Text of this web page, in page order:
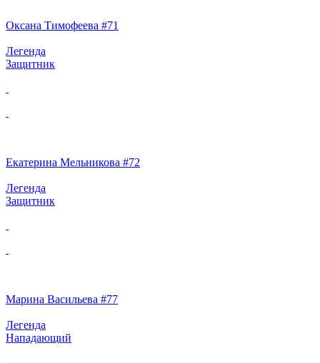
Оксана Тимофеева #71
Легенда
Защитник
Екатерина Мельникова #72
Легенда
Защитник
Марина Васильева #77
Легенда
Нападающий